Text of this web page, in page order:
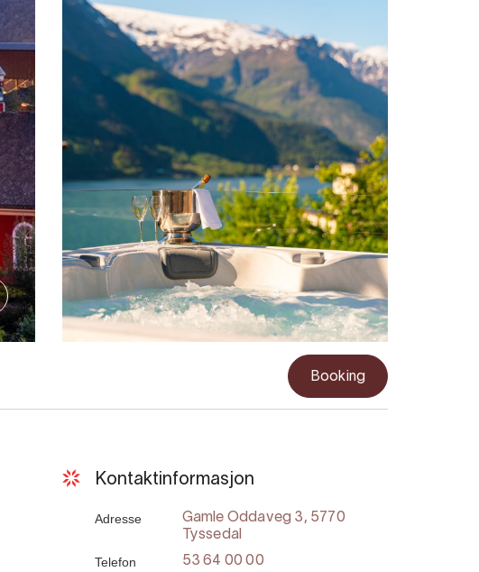
Booking
Kontaktinformasjon
Adresse
Gamle Oddaveg 3, 5770
Tyssedal
Telefon 53 64 00 00